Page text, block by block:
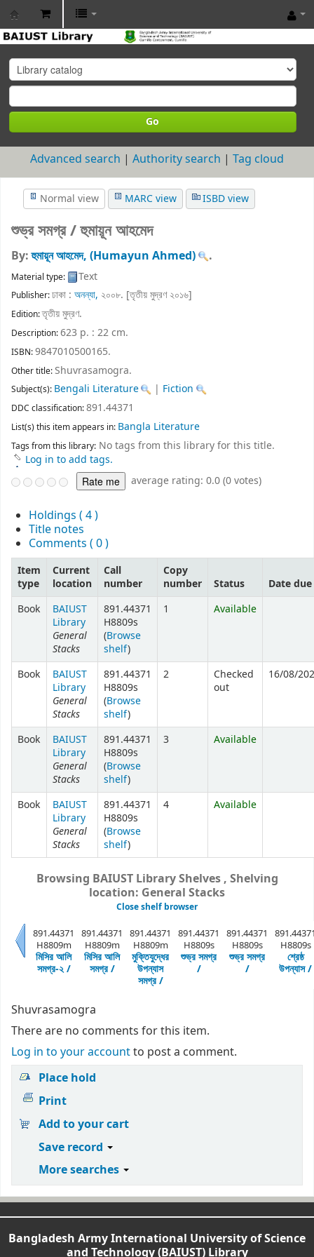
BAIUST
Library
Go
Advanced search Authority search Tag cloud
Normal view MARC view ISBD view
শুভ্র সমগ্র /হুমায়ূন আহমেদ
By:হুমায়ূন আহমেদ, (Humayun Ahmed) .
Material type: Text
Publisher:ঢাকা : অনন্যা, ২০০৮. [তৃতীয় মুদ্রণ ২০১৬]
Edition:তৃতীয় মুদ্রণ.
Description:623 p. : 22 cm.
ISBN:9847010500165.
Other title:Shuvrasamogra.
Subject(s): Bengali Literature | Fiction
DDC classification:891.44371
List(s) this item appears in: Bangla Literature
Tags from this library: No tags from this library for this title.
Log in to add tags.
average rating: 0.0 (0 votes)
Holdings ( 4 )
Title notes
Comments ( 0 )
Item
type
Current
location
Call
number
Copy
number
Status
Date due
Book
BAIUST
Library
General
Stacks
891.44371
H8809s
(Browse
shelf)
1 Available
Book
BAIUST
Library
General
Stacks
891.44371
H8809s
(Browse
shelf)
2
Checked
out
16/08/
Book
BAIUST
Library
General
Stacks
891.44371
H8809s
(Browse
shelf)
3 Available
Book
BAIUST
Library
General
Stacks
891.44371
H8809s
(Browse
shelf)
4 Available
Browsing BAIUST Library Shelves , Shelving
location: General Stacks
Close shelf browser
Previous
891.44371
H8809m
মিসির আলি
সমগ্র-২ /
891.44371
H8809m
মিসির আলি
সমগ্র /
891.44371
H8809m
মুক্তিযুদ্ধের
উপন্যাস
সমগ্র /
891.44371
H8809s
শুভ্র সমগ্র
/
891.44371
H8809s
শুভ্র সমগ্র
/
H8809s
শ্রেষ্ঠ
উপন্যাস /
Shuvrasamogra
There are no comments for this item.
Log in to your accountto post a comment.
Place hold
Print
Add to your cart
Save record
More searches
Bangladesh Army International University of Science
and Technology (BAIUST) Library